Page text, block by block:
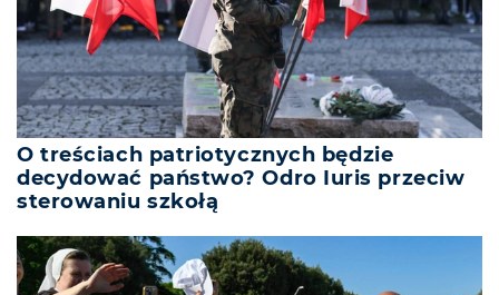
O treściach patriotycznych będzie
decydować państwo? Odro Iuris przeciw
sterowaniu szkołą